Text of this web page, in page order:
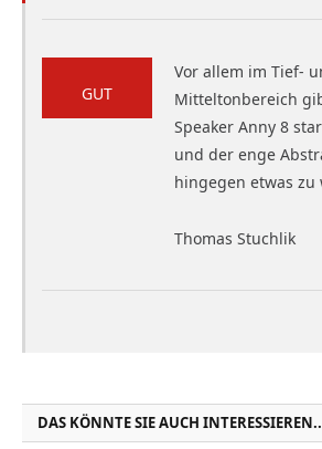
GUT
Vor allem im Tief-
Mitteltonbereich
Speaker Anny 8
und der enge
hingegen etwas
Thomas Stuchlik
DAS KÖNNTE SIE AUCH